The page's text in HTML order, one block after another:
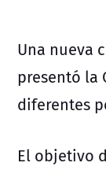
Una nueva
presentó la
diferentes
El objetivo